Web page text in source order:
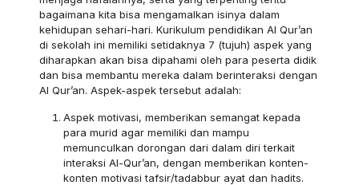
bagaimana kita bisa mengamalkan isinya dalam
kehidupan sehari-hari. Kurikulum pendidikan Al Qur’an
di sekolah ini memiliki setidaknya 7 (tujuh) aspek yang
diharapkan akan bisa dipahami oleh para peserta didik
dan bisa membantu mereka dalam berinteraksi dengan
Al Qur’an. Aspek-aspek tersebut adalah:
Aspek motivasi, memberikan semangat kepada
para murid agar memiliki dan mampu
memunculkan dorongan dari dalam diri terkait
interaksi Al-Qur’an, dengan memberikan konten-
konten motivasi tafsir/tadabbur ayat dan hadits.